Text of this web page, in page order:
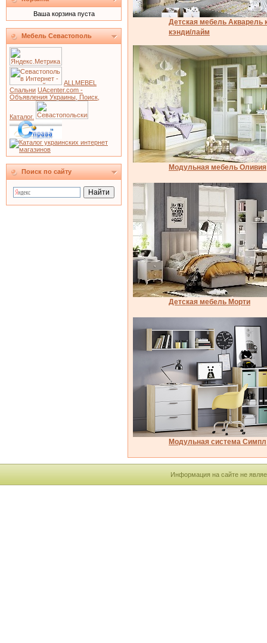
Ваша корзина пуста
Мебель Севастополь
ALLMEBEL
Спальни UAcenter.com -
Объявления Украины, Поиск,
Каталог.
Поиск по сайту
Детская мебель Акварель
кэнди/лайм
Модульная мебель Оливия
Детская мебель Морти
Модульная система Симпл
Информация на сайте не